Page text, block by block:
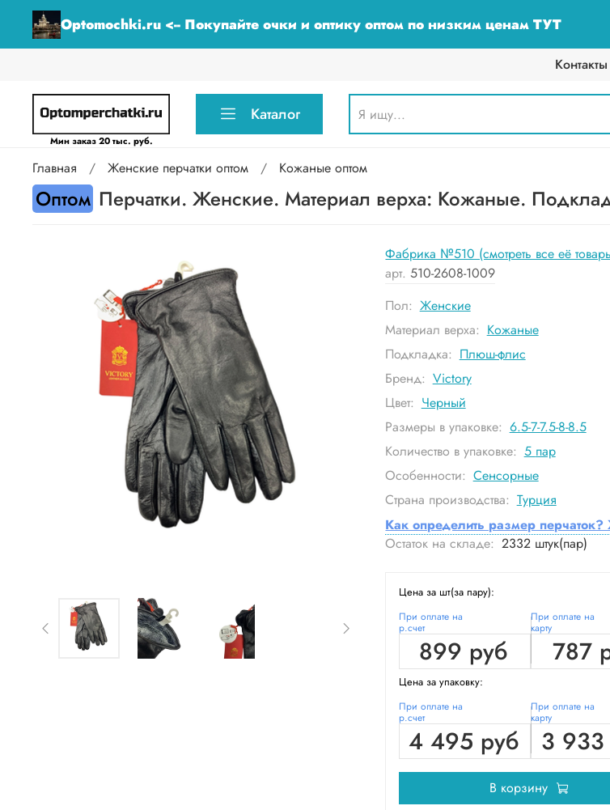
Optomochki.ru <-- Покупайте очки и оптику оптом по низким ценам ТУТ
Контакты
Мин заказ 20 тыс. руб.
Каталог
Главная Женские перчатки оптом Кожаные оптом
Оптом Перчатки. Женские. Материал верха: Кожаные.
Фабрика №510 (смотреть все её
арт.510-2608-1009
Пол: Женские
Материал верха: Кожаные
Подкладка: Плюш-флис
Бренд: Victory
Цвет: Черный
Размеры в упаковке: 6.5-7-7.5-8-8.5
Количество в упаковке: 5 пар
Особенности: Сенсорные
Страна производства: Турция
Как определить размер
Остаток на складе: 2332 штук(пар)
Цена за шт(за пару):
При оплате на
р.счет
899 руб
При оплате на
карту
787
Цена за упаковку:
При оплате на
р.счет
4 495 руб
При оплате на
карту
3 933
В корзину